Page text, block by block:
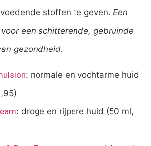
stoffen te geven. Een
een schitterende, gebruinde
gezondheid.
: normale en vochtarme huid
: droge en rijpere huid (50 ml,